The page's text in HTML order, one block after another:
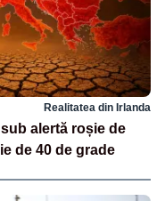
Realitatea din Irlanda
alertă roșie de
de 40 de grade